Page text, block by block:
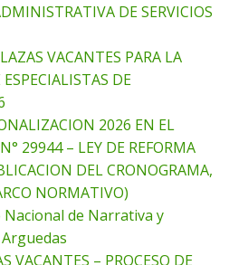
DE SERVICIOS
VACANTES PARA LA
DE
2026 EN EL
29944 – LEY DE REFORMA
DEL CRONOGRAMA,
NORMATIVO)
de Narrativa y
VACANTES – PROCESO DE